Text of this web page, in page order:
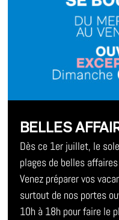
BELLES
Dès ce 1er juillet, le
plages de belles
Venez préparer vos
surtout de nos portes
10h à 18h pour faire le